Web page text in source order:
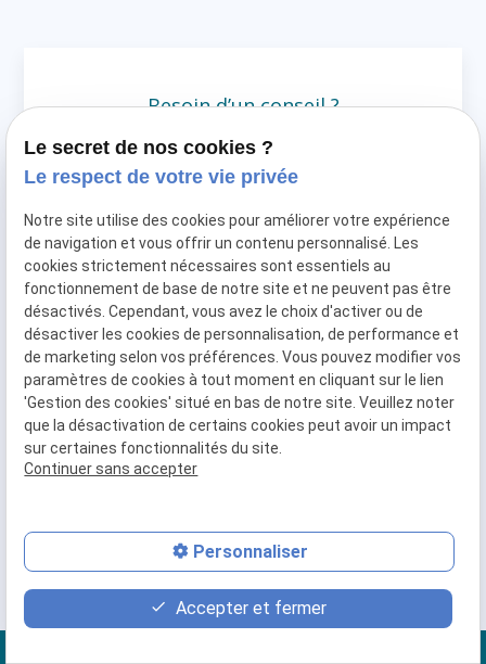
Besoin d’un conseil ?
Expliquez votre situation au cabinet afin
d’identifier les démarches adaptées à votre
dossier.
mail_outline Je prends contact
Choisissez la date de notre prochain
rendez-vous
place contact_page phone
Le secret de nos cookies ?
Le respect de votre vie privée
Notre site utilise des cookies pour améliorer votre expérience
de navigation et vous offrir un contenu personnalisé. Les
cookies strictement nécessaires sont essentiels au
fonctionnement de base de notre site et ne peuvent pas être
désactivés. Cependant, vous avez le choix d'activer ou de
désactiver les cookies de personnalisation, de performance et
de marketing selon vos préférences. Vous pouvez modifier vos
paramètres de cookies à tout moment en cliquant sur le lien
'Gestion des cookies' situé en bas de notre site. Veuillez noter
que la désactivation de certains cookies peut avoir un impact
sur certaines fonctionnalités du site.
Continuer sans accepter
Personnaliser
Accepter et fermer